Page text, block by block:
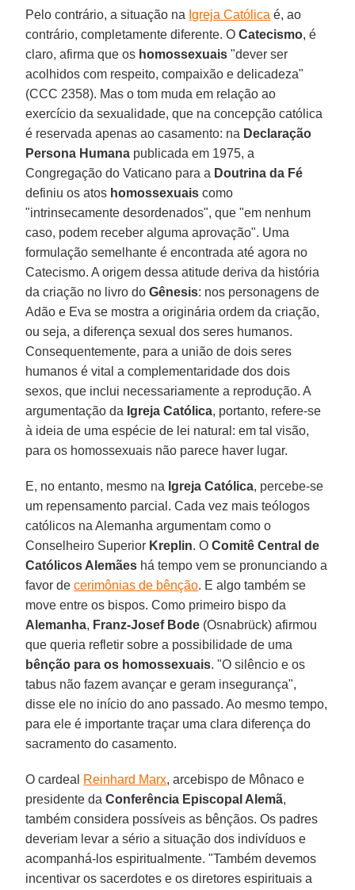
Pelo contrário, a situação na Igreja Católica é, ao
contrário, completamente diferente. OCatecismo, é
claro, afirma que os homossexuais "dever ser
acolhidos com respeito, compaixão e delicadeza"
(CCC 2358). Mas o tom muda em relação ao
exercício da sexualidade, que na concepção católica
é reservada apenas ao casamento: na Declaração
Persona Humana publicada em 1975, a
Congregação do Vaticano para a Doutrina da Fé
definiu os atos homossexuais como
"intrinsecamente desordenados", que "em nenhum
caso, podem receber alguma aprovação". Uma
formulação semelhante é encontrada até agora no
Catecismo. A origem dessa atitude deriva da história
da criação no livro doGênesis: nos personagens de
Adão e Eva se mostra a originária ordem da criação,
ou seja, a diferença sexual dos seres humanos.
Consequentemente, para a união de dois seres
humanos é vital a complementaridade dos dois
sexos, que inclui necessariamente a reprodução. A
argumentação da Igreja Católica, portanto, refere-se
à ideia de uma espécie de lei natural: em tal visão,
para os homossexuais não parece haver lugar.
E, no entanto, mesmo na Igreja Católica, percebe-se
um repensamento parcial. Cada vez mais teólogos
católicos na Alemanha argumentam como o
Conselheiro Superior Kreplin. OComitê Central de
Católicos Alemães há tempo vem se pronunciando a
favor decerimônias de bênção. E algo também se
move entre os bispos. Como primeiro bispo da
Alemanha, Franz-Josef Bode (Osnabrück) afirmou
que queria refletir sobre a possibilidade de uma
bênção para os homossexuais. "O silêncio e os
tabus não fazem avançar e geram insegurança",
disse ele no início do ano passado. Ao mesmo tempo,
para ele é importante traçar uma clara diferença do
sacramento do casamento.
O cardeal Reinhard Marx, arcebispo de Mônaco e
presidente daConferência Episcopal Alemã,
também considera possíveis as bênçãos. Os padres
deveriam levar a sério a situação dos indivíduos e
acompanhá-los espiritualmente. "Também devemos
incentivar os sacerdotes e os diretores espirituais a